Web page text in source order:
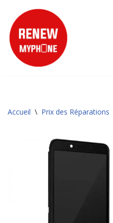
Aller
au
contenu
Accueil \ Prix des Réparations